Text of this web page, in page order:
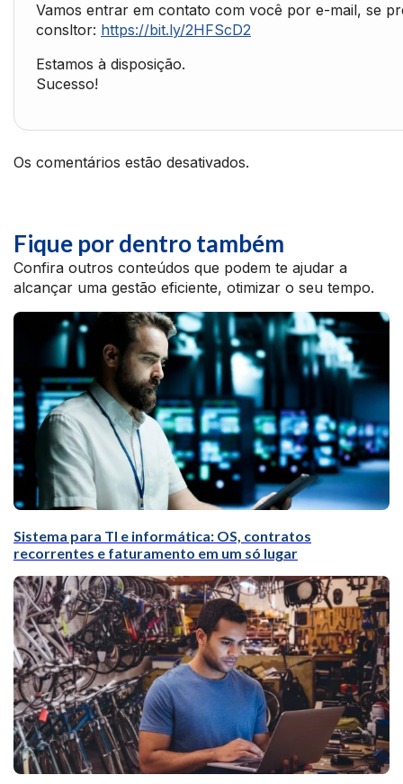
Vamos entrar em contato com você por e-mail, se
consltor: https://bit.ly/2HFScD2
Estamos à disposição.
Sucesso!
Os comentários estão desativados.
Fique por dentro também
Confira outros conteúdos que podem te ajudar a
alcançar uma gestão eficiente, otimizar o seu tempo.
Sistema para TI e informática: OS, contratos
recorrentes e faturamento em um só lugar